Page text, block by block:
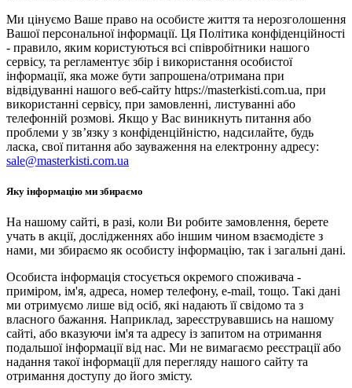
Ми цінуємо Ваше право на особисте життя та нерозголошення
Вашої персональної інформації. Ця Політика конфіденційності
- правило, яким користуються всі співробітники нашого
сервісу, та регламентує збір і використання особистої
інформації, яка може бути запрошена/отримана при
відвідуванні нашого веб-сайту https://masterkisti.com.ua, при
використанні сервісу, при замовленні, листуванні або
телефонній розмові. Якщо у Вас виникнуть питання або
проблеми у зв’язку з конфіденційністю, надсилайте, будь
ласка, свої питання або зауваження на електронну адресу:
sale@masterkisti.com.ua
Яку інформацію ми збираємо
На нашому сайті, в разі, коли Ви робите замовлення, берете
учать в акції, дослідженнях або іншим чином взаємодієте з
нами, ми збираємо як особисту інформацію, так і загальні дані.
Особиста інформація стосується окремого споживача -
приміром, ім'я, адреса, номер телефону, e-mail, тощо. Такі дані
ми отримуємо лише від осіб, які надають її свідомо та з
власного бажання. Наприклад, зареєструвавшись на нашому
сайті, або вказуючи ім'я та адресу із запитом на отримання
подальшої інформації від нас. Ми не вимагаємо реєстрації або
надання такої інформації для перегляду нашого сайту та
отримання доступу до його змісту.